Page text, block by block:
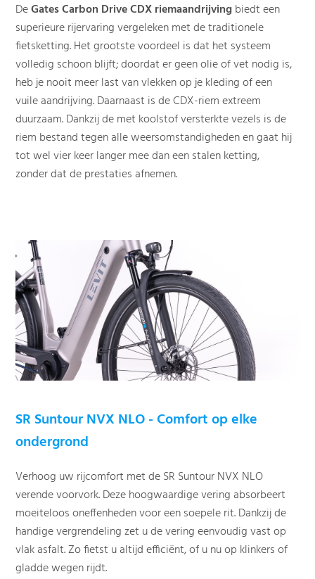
DeGates Carbon Drive CDX riemaandrijvingbiedt een
superieure rijervaring vergeleken met de traditionele
fietsketting. Het grootste voordeel is dat het systeem
volledig schoon blijft; doordat er geen olie of vet nodig is,
heb je nooit meer last van vlekken op je kleding of een
vuile aandrijving. Daarnaast is de CDX-riem extreem
duurzaam. Dankzij de met koolstof versterkte vezels is de
riem bestand tegen alle weersomstandigheden en gaat hij
tot wel vier keer langer mee dan een stalen ketting,
zonder dat de prestaties afnemen.
SR Suntour NVX NLO - Comfort op elke
ondergrond
Verhoog uw rijcomfort met de SR Suntour NVX NLO
verende voorvork. Deze hoogwaardige vering absorbeert
moeiteloos oneffenheden voor een soepele rit. Dankzij de
handige vergrendeling zet u de vering eenvoudig vast op
vlak asfalt. Zo fietst u altijd efficiënt, of u nu op klinkers of
gladde wegen rijdt.